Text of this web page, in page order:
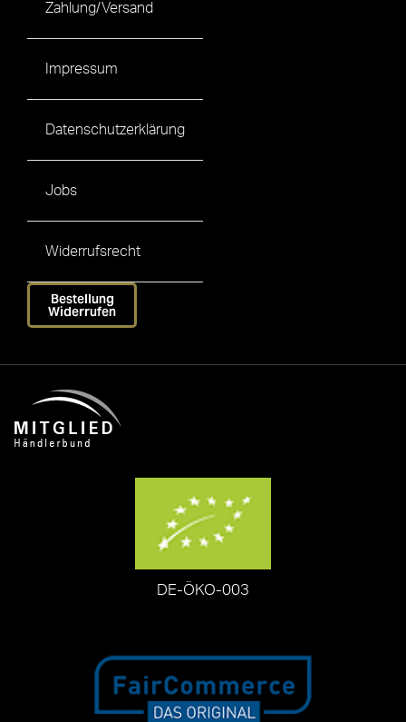
Zahlung/Versand
Impressum
Datenschutzerklärung
Jobs
Widerrufsrecht
Bestellung
Widerrufen
DE-ÖKO-003